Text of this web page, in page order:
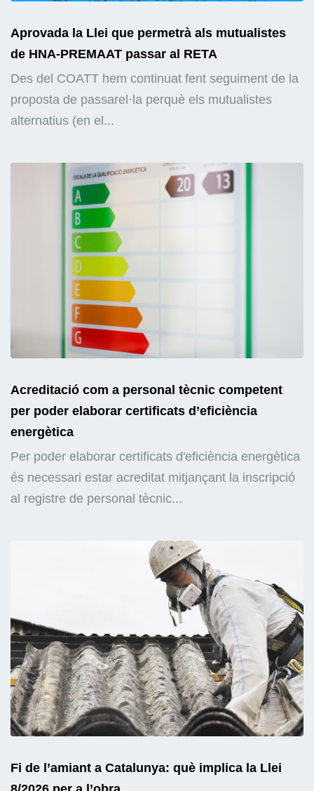
Aprovada la Llei que permetrà als mutualistes
de HNA-PREMAAT passar al RETA
Des del COATT hem continuat fent seguiment de la
proposta de passarel·la perquè els mutualistes
alternatius (en el...
Acreditació com a personal tècnic competent
per poder elaborar certificats d’eficiència
energètica
Per poder elaborar certificats d'eficiència energètica
és necessari estar acreditat mitjançant la inscripció
al registre de personal tècnic...
Fi de l’amiant a Catalunya: què implica la Llei